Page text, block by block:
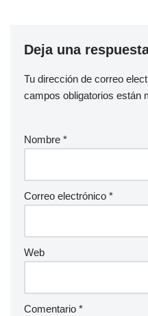
Deja una
Tu dirección de correo
campos obligatorios están
Nombre *
Correo electrónico *
Web
Comentario *